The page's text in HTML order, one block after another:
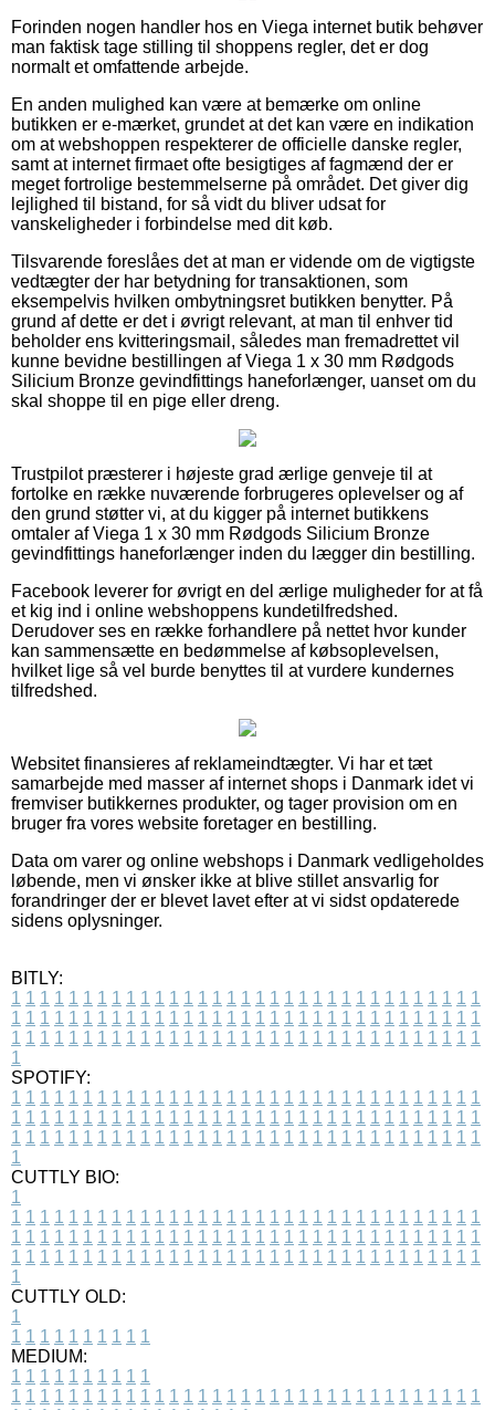
Forinden nogen handler hos en Viega internet butik behøver
man faktisk tage stilling til shoppens regler, det er dog
normalt et omfattende arbejde.
En anden mulighed kan være at bemærke om online
butikken er e-mærket, grundet at det kan være en indikation
om at webshoppen respekterer de officielle danske regler,
samt at internet firmaet ofte besigtiges af fagmænd der er
meget fortrolige bestemmelserne på området. Det giver dig
lejlighed til bistand, for så vidt du bliver udsat for
vanskeligheder i forbindelse med dit køb.
Tilsvarende foreslåes det at man er vidende om de vigtigste
vedtægter der har betydning for transaktionen, som
eksempelvis hvilken ombytningsret butikken benytter. På
grund af dette er det i øvrigt relevant, at man til enhver tid
beholder ens kvitteringsmail, således man fremadrettet vil
kunne bevidne bestillingen af Viega 1 x 30 mm Rødgods
Silicium Bronze gevindfittings haneforlænger, uanset om du
skal shoppe til en pige eller dreng.
Trustpilot præsterer i højeste grad ærlige genveje til at
fortolke en række nuværende forbrugeres oplevelser og af
den grund støtter vi, at du kigger på internet butikkens
omtaler af Viega 1 x 30 mm Rødgods Silicium Bronze
gevindfittings haneforlænger inden du lægger din bestilling.
Facebook leverer for øvrigt en del ærlige muligheder for at få
et kig ind i online webshoppens kundetilfredshed.
Derudover ses en række forhandlere på nettet hvor kunder
kan sammensætte en bedømmelse af købsoplevelsen,
hvilket lige så vel burde benyttes til at vurdere kundernes
tilfredshed.
Websitet finansieres af reklameindtægter. Vi har et tæt
samarbejde med masser af internet shops i Danmark idet vi
fremviser butikkernes produkter, og tager provision om en
bruger fra vores website foretager en bestilling.
Data om varer og online webshops i Danmark vedligeholdes
løbende, men vi ønsker ikke at blive stillet ansvarlig for
forandringer der er blevet lavet efter at vi sidst opdaterede
sidens oplysninger.
BITLY:
1 1 1 1 1 1 1 1 1 1 1 1 1 1 1 1 1 1 1 1 1 1 1 1 1 1 1 1 1 1 1 1 1
1 1 1 1 1 1 1 1 1 1 1 1 1 1 1 1 1 1 1 1 1 1 1 1 1 1 1 1 1 1 1 1 1
1 1 1 1 1 1 1 1 1 1 1 1 1 1 1 1 1 1 1 1 1 1 1 1 1 1 1 1 1 1 1 1 1
1
SPOTIFY:
1 1 1 1 1 1 1 1 1 1 1 1 1 1 1 1 1 1 1 1 1 1 1 1 1 1 1 1 1 1 1 1 1
1 1 1 1 1 1 1 1 1 1 1 1 1 1 1 1 1 1 1 1 1 1 1 1 1 1 1 1 1 1 1 1 1
1 1 1 1 1 1 1 1 1 1 1 1 1 1 1 1 1 1 1 1 1 1 1 1 1 1 1 1 1 1 1 1 1
1
CUTTLY BIO:
1
1 1 1 1 1 1 1 1 1 1 1 1 1 1 1 1 1 1 1 1 1 1 1 1 1 1 1 1 1 1 1 1 1
1 1 1 1 1 1 1 1 1 1 1 1 1 1 1 1 1 1 1 1 1 1 1 1 1 1 1 1 1 1 1 1 1
1 1 1 1 1 1 1 1 1 1 1 1 1 1 1 1 1 1 1 1 1 1 1 1 1 1 1 1 1 1 1 1 1
1
CUTTLY OLD:
1
1 1 1 1 1 1 1 1 1 1
MEDIUM:
1 1 1 1 1 1 1 1 1 1
1 1 1 1 1 1 1 1 1 1 1 1 1 1 1 1 1 1 1 1 1 1 1 1 1 1 1 1 1 1 1 1 1